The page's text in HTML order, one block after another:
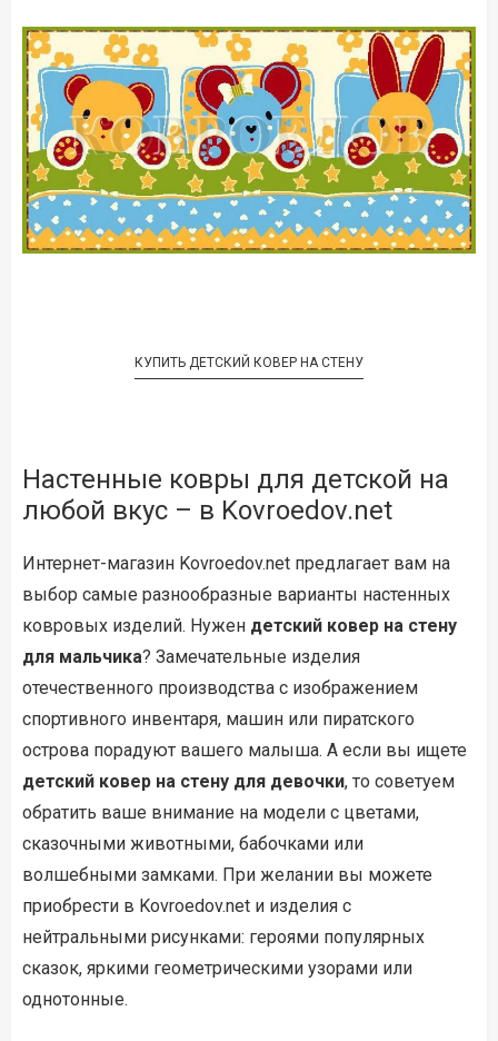
КУПИТЬ ДЕТСКИЙ КОВЕР НА СТЕНУ
Настенные ковры для детской на
любой вкус – в Kovroedov.net
Интернет-магазин Kovroedov.net предлагает вам на
выбор самые разнообразные варианты настенных
ковровых изделий. Нужен детский ковер на стену
для мальчика? Замечательные изделия
отечественного производства с изображением
спортивного инвентаря, машин или пиратского
острова порадуют вашего малыша. А если вы ищете
детский ковер на стену для девочки, то советуем
обратить ваше внимание на модели с цветами,
сказочными животными, бабочками или
волшебными замками. При желании вы можете
приобрести в Kovroedov.net и изделия с
нейтральными рисунками: героями популярных
сказок, яркими геометрическими узорами или
однотонные.